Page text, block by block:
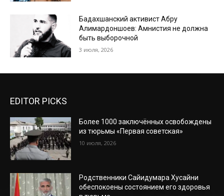
Бадахшанский активист Абру
Алимардоншоев: Амнистия не должна
быть выборочной
3 июля, 2026
EDITOR PICKS
Более 1000 заключённых освобождены
из тюрьмы «Первая советская»
10 июля, 2026
Родственники Сайидумара Хусайни
обеспокоены состоянием его здоровья